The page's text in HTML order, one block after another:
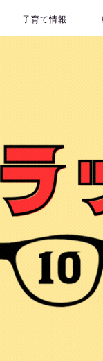
子育て情報